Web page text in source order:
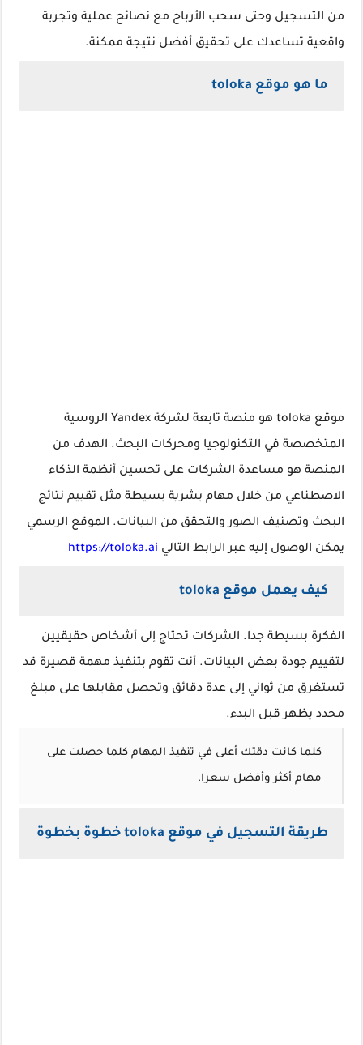
من التسجيل وحتى سحب الأرباح مع نصائح عملية وتجربة
واقعية تساعدك على تحقيق أفضل نتيجة ممكنة.
ما هو موقع toloka
موقع toloka هو منصة تابعة لشركة Yandex الروسية
المتخصصة في التكنولوجيا ومحركات البحث. الهدف من
المنصة هو مساعدة الشركات على تحسين أنظمة الذكاء
الاصطناعي من خلال مهام بشرية بسيطة مثل تقييم نتائج
البحث وتصنيف الصور والتحقق من البيانات. الموقع الرسمي
يمكن الوصول إليه عبر الرابط التالي https://toloka.ai
كيف يعمل موقع toloka
الفكرة بسيطة جدا. الشركات تحتاج إلى أشخاص حقيقيين
لتقييم جودة بعض البيانات. أنت تقوم بتنفيذ مهمة قصيرة قد
تستغرق من ثواني إلى عدة دقائق وتحصل مقابلها على مبلغ
محدد يظهر قبل البدء.
كلما كانت دقتك أعلى في تنفيذ المهام كلما حصلت على
مهام أكثر وأفضل سعرا.
طريقة التسجيل في موقع toloka خطوة بخطوة